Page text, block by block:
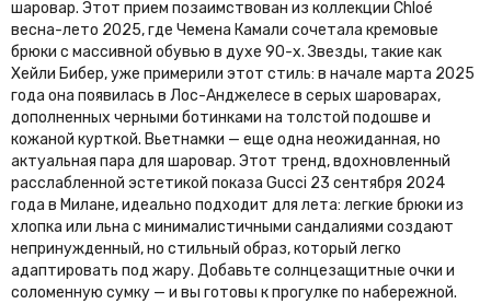
шаровар. Этот прием позаимствован из коллекции Chloé
весна-лето 2025, где Чемена Камали сочетала кремовые
брюки с массивной обувью в духе 90-х. Звезды, такие как
Хейли Бибер, уже примерили этот стиль: в начале марта 2025
года она появилась в Лос-Анджелесе в серых шароварах,
дополненных черными ботинками на толстой подошве и
кожаной курткой. Вьетнамки — еще одна неожиданная, но
актуальная пара для шаровар. Этот тренд, вдохновленный
расслабленной эстетикой показа Gucci 23 сентября 2024
года в Милане, идеально подходит для лета: легкие брюки из
хлопка или льна с минималистичными сандалиями создают
непринужденный, но стильный образ, который легко
адаптировать под жару. Добавьте солнцезащитные очки и
соломенную сумку — и вы готовы к прогулке по набережной.